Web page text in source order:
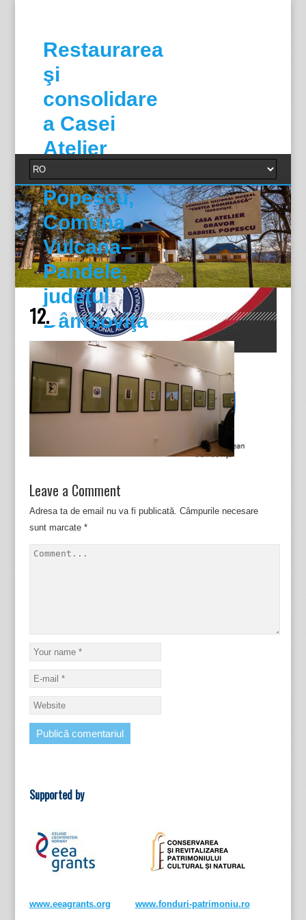
Restaurarea
şi
consolidare
a Casei
Atelier
Gabriel
Popescu,
Comuna
Vulcana–
Pandele,
judeţul
Dâmboviţa
12.
Leave a Comment
Adresa ta de email nu va fi publicată. Câmpurile necesare
sunt marcate *
Supported by
www.eeagrants.org www.fonduri-patrimoniu.ro